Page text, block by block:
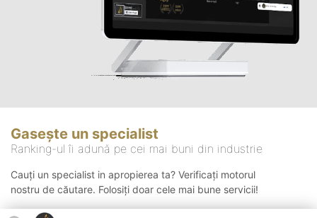
Gasește un specialist
Ranking-ul îi adună pe cei mai buni din industrie
Cauți un specialist in apropierea ta? Verificați motorul
nostru de căutare. Folosiți doar cele mai bune servicii!